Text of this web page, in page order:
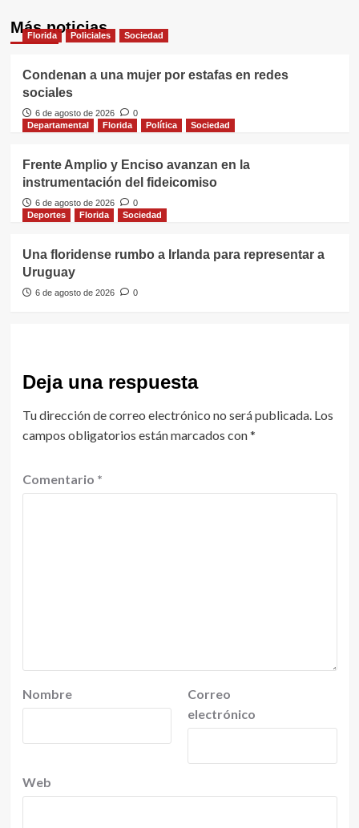
Más noticias
Florida Policiales Sociedad
Condenan a una mujer por estafas en redes
sociales
6 de agosto de 2026
0
Departamental
Florida Política Sociedad
Frente Amplio y Enciso avanzan en la
instrumentación del fideicomiso
6 de agosto de 2026
0
Deportes
Florida Sociedad
Una floridense rumbo a Irlanda para representar a
Uruguay
6 de agosto de 2026 0
Deja una respuesta
Tu dirección de correo electrónico no será publicada. Los
campos obligatorios están marcados con*
Comentario *
Nombre
Correo
electrónico
Web